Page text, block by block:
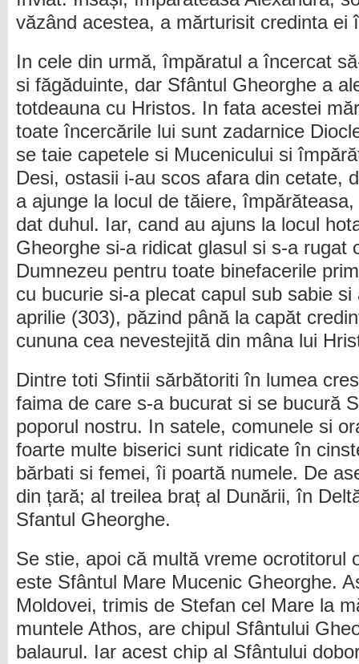
văzând acestea, a mărturisit credinta ei
In cele din urmă, împăratul a încercat
si făgăduinte, dar Sfântul Gheorghe a
totdeauna cu Hristos. In fata acestei
toate încercările lui sunt zadarnice
se taie capetele si Mucenicului si
Desi, ostasii i-au scos afara din cetate,
a ajunge la locul de tăiere,
dat duhul. Iar, cand au ajuns la locul
Gheorghe si-a ridicat glasul si s-a rugat
Dumnezeu pentru toate binefacerile
cu bucurie si-a plecat capul sub sabie
aprilie (303), păzind până la capăt
cununa cea nevestejită din mâna lui
Dintre toti Sfintii sărbătoriti în lumea
faima de care s-a bucurat si se bucură
poporul nostru. In satele, comunele si
foarte multe biserici sunt ridicate în
bărbati si femei, îi poartă numele. De
din țară; al treilea braț al Dunării, în
Sfantul Gheorghe.
Se stie, apoi că multă vreme ocrotitorul
este Sfântul Mare Mucenic Gheorghe.
Moldovei, trimis de Stefan cel Mare la
muntele Athos, are chipul Sfântului
balaurul. Iar acest chip al Sfântului